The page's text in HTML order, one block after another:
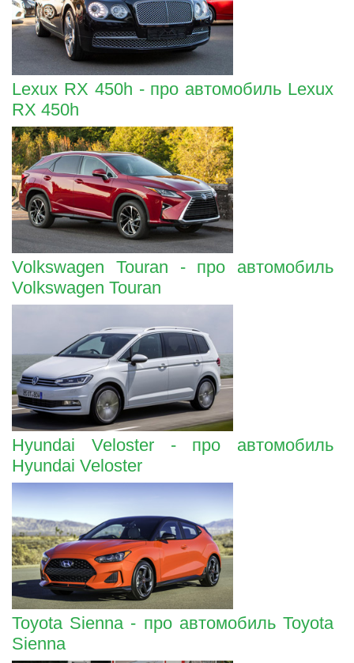
Lexux RX 450h - про автомобиль Lexux
RX 450h
Volkswagen Touran - про автомобиль
Volkswagen Touran
Hyundai Veloster - про автомобиль
Hyundai Veloster
Toyota Sienna - про автомобиль Toyota
Sienna